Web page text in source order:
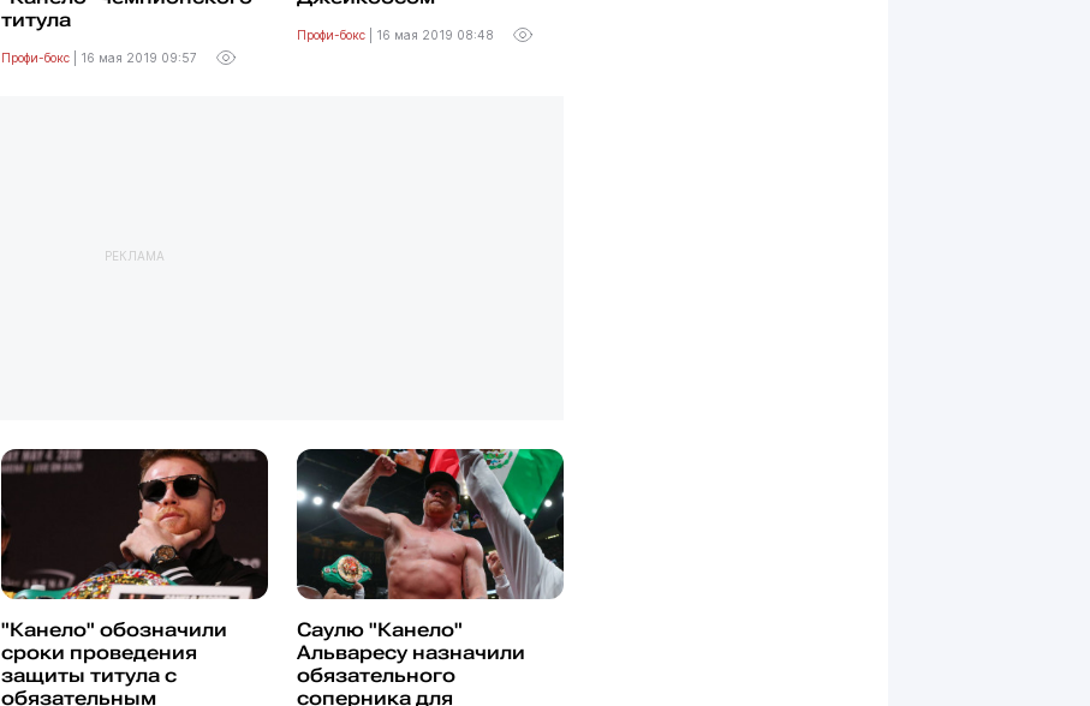
титула
Профи-бокс 16 мая 2019 09:57
Профи-бокс 16 мая 2019 08:48
РЕКЛАМА
"Канело" обозначили
сроки проведения
защиты титула с
обязательным
Саулю "Канело"
Альваресу назначили
обязательного
соперника для